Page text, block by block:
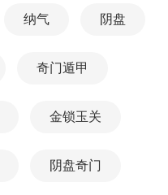
纳气 阴盘
奇门遁甲
金锁玉关
阴盘奇门